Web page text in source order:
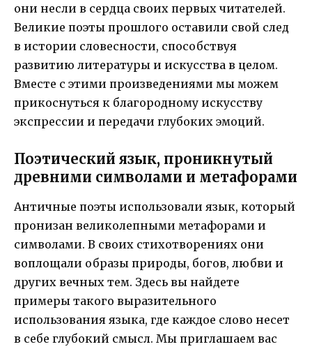
они несли в сердца своих первых читателей.
Великие поэты прошлого оставили свой след
в истории словесности, способствуя
развитию литературы и искусства в целом.
Вместе с этими произведениями мы можем
прикоснуться к благородному искусству
экспрессии и передачи глубоких эмоций.
Поэтический язык, проникнутый
древними символами и метафорами
Античные поэты использовали язык, который
пронизан великолепными метафорами и
символами. В своих стихотворениях они
воплощали образы природы, богов, любви и
других вечных тем. Здесь вы найдете
примеры такого выразительного
использования языка, где каждое слово несет
в себе глубокий смысл. Мы приглашаем вас